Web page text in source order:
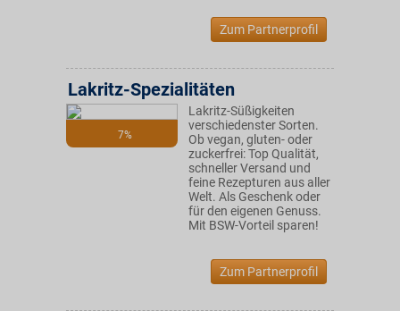
Zum Partnerprofil
7%
Lakritz-Spezialitäten
Lakritz-Süßigkeiten
verschiedenster Sorten.
Ob vegan, gluten- oder
zuckerfrei: Top Qualität,
schneller Versand und
feine Rezepturen aus aller
Welt. Als Geschenk oder
für den eigenen Genuss.
Mit BSW-Vorteil sparen!
Zum Partnerprofil